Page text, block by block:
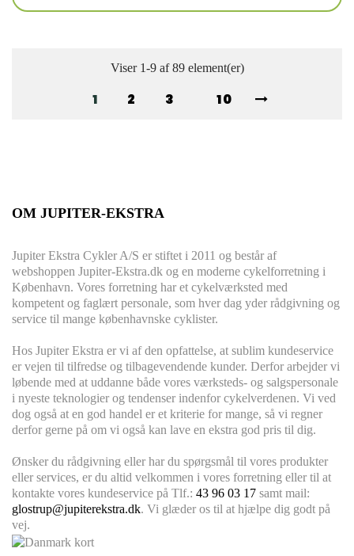
Viser 1-9 af 89 element(er)
1 2 3 10
OM JUPITER-EKSTRA
Jupiter Ekstra Cykler A/S er stiftet i 2011 og består af
webshoppen Jupiter-Ekstra.dk og en moderne cykelforretning i
København. Vores forretning har et cykelværksted med
kompetent og faglært personale, som hver dag yder rådgivning og
service til mange københavnske cyklister.
Hos Jupiter Ekstra er vi af den opfattelse, at sublim kundeservice
er vejen til tilfredse og tilbagevendende kunder. Derfor arbejder vi
løbende med at uddanne både vores værksteds- og salgspersonale
i nyeste teknologier og tendenser indenfor cykelverdenen. Vi ved
dog også at en god handel er et kriterie for mange, så vi regner
derfor gerne på om vi også kan lave en ekstra god pris til dig.
Ønsker du rådgivning eller har du spørgsmål til vores produkter
eller services, er du altid velkommen i vores forretning eller til at
kontakte vores kundeservice på Tlf.: 43 96 03 17 samt mail:
glostrup@jupiterekstra.dk. Vi glæder os til at hjælpe dig godt på
vej.